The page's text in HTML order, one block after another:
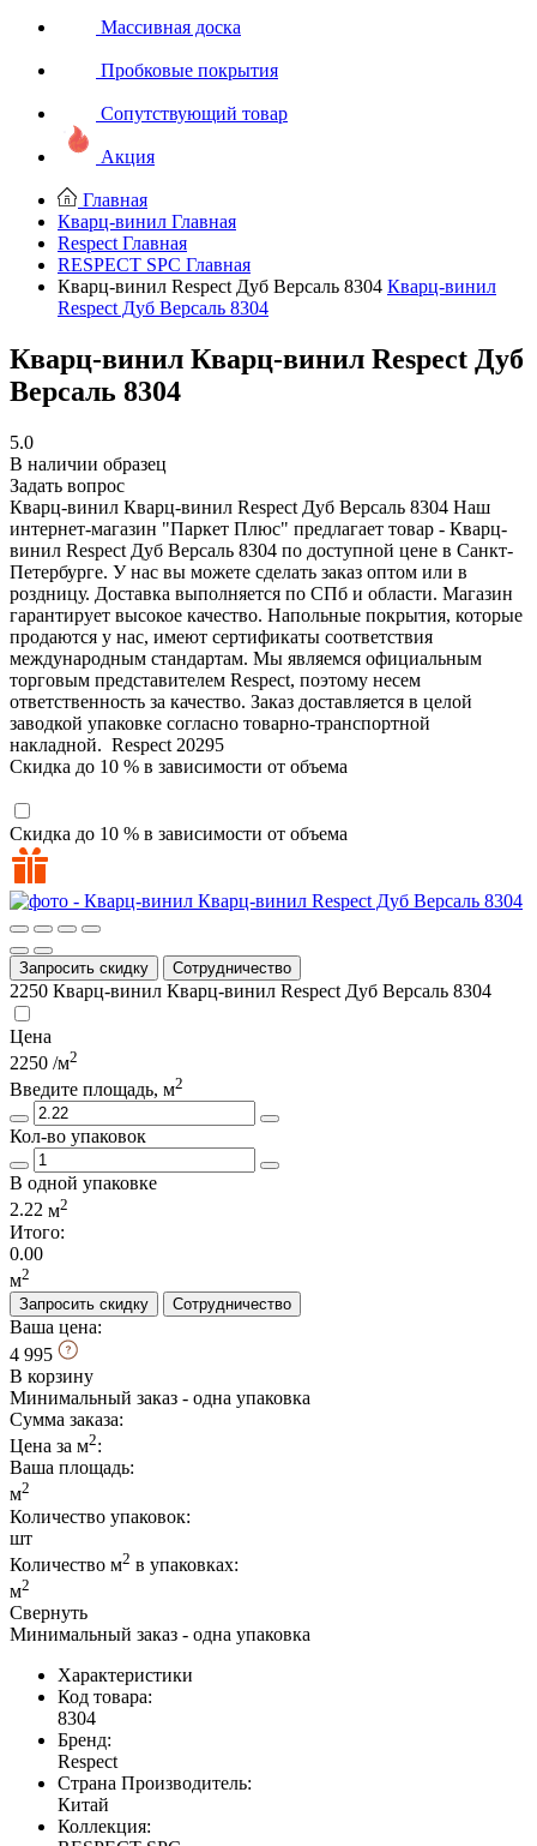
Массивная доска
Пробковые покрытия
Сопутствующий товар
Акция
Главная
Кварц-винил Главная
Respect Главная
RESPECT SPC Главная
Кварц-винил Respect Дуб Версаль 8304 Кварц-винил
Respect Дуб Версаль 8304
Кварц-винил Кварц-винил Respect Дуб
Версаль 8304
5.0
В наличии образец
Задать вопрос
Кварц-винил Кварц-винил Respect Дуб Версаль 8304 Наш
интернет-магазин "Паркет Плюс" предлагает товар - Кварц-
винил Respect Дуб Версаль 8304 по доступной цене в Санкт-
Петербурге. У нас вы можете сделать заказ оптом или в
роздницу. Доставка выполняется по СПб и области. Магазин
гарантирует высокое качество. Напольные покрытия, которые
продаются у нас, имеют сертификаты соответствия
международным стандартам. Мы являемся официальным
торговым представителем Respect, поэтому несем
ответственность за качество. Заказ доставляется в целой
заводкой упаковке согласно товарно-транспортной
накладной. Respect 20295
Скидка до 10 % в зависимости от объема
Скидка до 10 % в зависимости от объема
Запросить скидку Сотрудничество
2250 Кварц-винил Кварц-винил Respect Дуб Версаль 8304
Цена
2250 /м2
Введите площадь, м2
Кол-во упаковок
В одной упаковке
2.22 м2
Итого:
0.00
м2
Запросить скидку
Сотрудничество
Ваша цена:
4 995
В корзину
Минимальный заказ - одна упаковка
Сумма заказа:
Цена за м2:
Ваша площадь:
м2
Количество упаковок:
шт
Количество м2 в упаковках:
м2
Свернуть
Минимальный заказ - одна упаковка
Характеристики
Код товара:
8304
Бренд:
Respect
Страна Производитель:
Китай
Коллекция: